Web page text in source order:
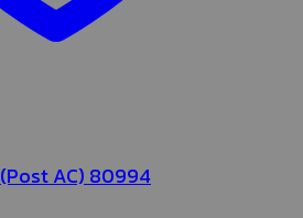
AC) 80994